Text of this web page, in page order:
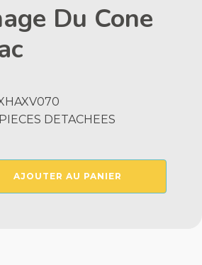
Du Cone
PIECES DETACHEES
AJOUTER AU PANIER